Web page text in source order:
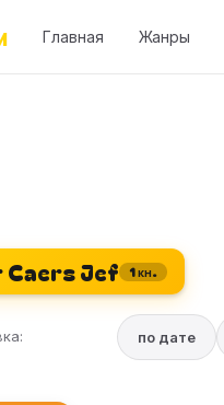
Главная Жанры
Jef 1 кн.
по дате